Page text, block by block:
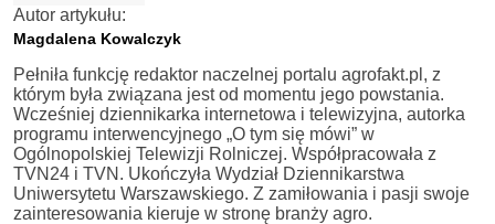
Autor artykułu:
Magdalena Kowalczyk
Pełniła funkcję redaktor naczelnej portalu agrofakt.pl, z
którym była związana jest od momentu jego powstania.
Wcześniej dziennikarka internetowa i telewizyjna, autorka
programu interwencyjnego „O tym się mówi” w
Ogólnopolskiej Telewizji Rolniczej. Współpracowała z
TVN24 i TVN. Ukończyła Wydział Dziennikarstwa
Uniwersytetu Warszawskiego. Z zamiłowania i pasji swoje
zainteresowania kieruje w stronę branży agro.